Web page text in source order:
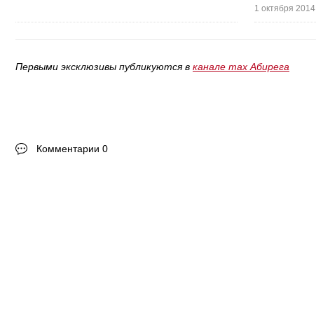
1 октября 2014
Первыми эксклюзивы публикуются в канале max Абирега
Комментарии 0